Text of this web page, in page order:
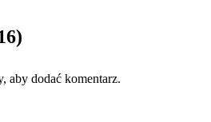
aby dodać komentarz.